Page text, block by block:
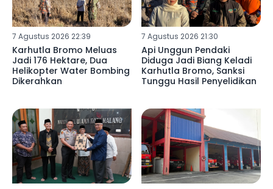
7 Agustus 2026 22:39
Karhutla Bromo Meluas
Jadi 176 Hektare, Dua
Helikopter Water Bombing
Dikerahkan
7 Agustus 2026 21:30
Api Unggun Pendaki
Diduga Jadi Biang Keladi
Karhutla Bromo, Sanksi
Tunggu Hasil Penyelidikan